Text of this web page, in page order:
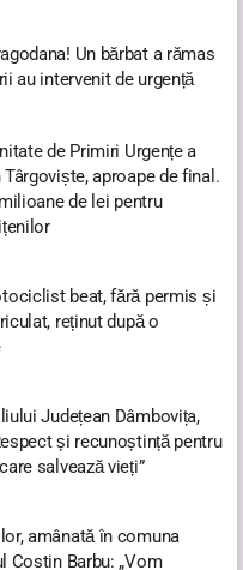
Un bărbat a rămas
au intervenit de urgență
de Primiri Urgențe a
aproape de final.
de lei pentru
beat, fără permis și
reținut după o
Județean Dâmbovița,
și recunoștință pentru
salvează vieți”
amânată în comuna
Costin Barbu: „Vom